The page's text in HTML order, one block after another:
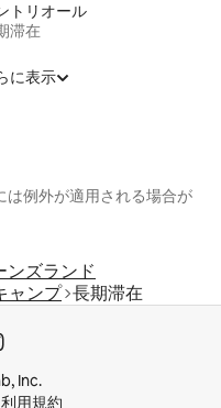
トリオール
滞在
に表示
例外が適用される場合が
ンズランド
ャンプ 長期滞在
Inc.
利用規約